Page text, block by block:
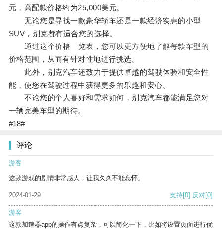
元，高配款价格约为25,000美元。
无论您是寻找一款豪华轿车还是一款经济实惠的小型
SUV，别克都有适合您的选择。
通过这个价格一览表，您可以更方便地了解每款车型的
价格范围，从而有针对性地进行挑选。
此外，别克汽车还致力于提供卓越的驾驶体验和安全性
能，使您在驾驶过程中获得更多的乐趣和安心。
不论您的个人喜好和需求如何，别克汽车都能满足您对
一辆完美车型的期待。
#18#
评论
游客
这款游戏的剧情非常感人，让我久久不能忘怀。
2024-01-29 支持[0] 反对[0]
游客
这款加速器app的操作有点复杂，可以简化一下，比如将设置页面进行优